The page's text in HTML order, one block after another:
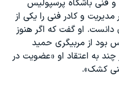
صلح
«سی‌پک»
فنی باشگاه پرسپولیس
و کادر فنی را یکی از
او گفت که اگر هنوز
بود از مربیگری حمید
به اعتقاد او «عضویت در
کشک».